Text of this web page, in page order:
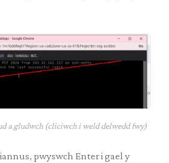
a gludwch (cliciwch i weld delwedd fwy)
pwyswch Enter i gael y